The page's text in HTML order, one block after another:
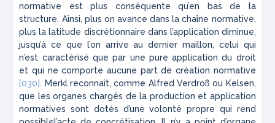
normative est plus conséquente qu’en bas de la
structure. Ainsi, plus on avance dans la chaîne normative,
plus la latitude discrétionnaire dans l’application diminue,
jusqu’à ce que l’on arrive au dernier maillon, celui qui
n’est caractérisé que par une pure application du droit
et qui ne comporte aucune part de création normative
[030]. Merkl reconnaît, comme Alfred Verdroß ou Kelsen,
que les organes chargés de la production et application
normatives sont dotés d’une volonté propre qui rend